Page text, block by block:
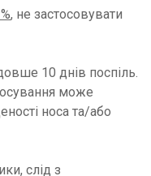
, не застосовувати
10 днів поспіль.
може
носа та/або
слід з